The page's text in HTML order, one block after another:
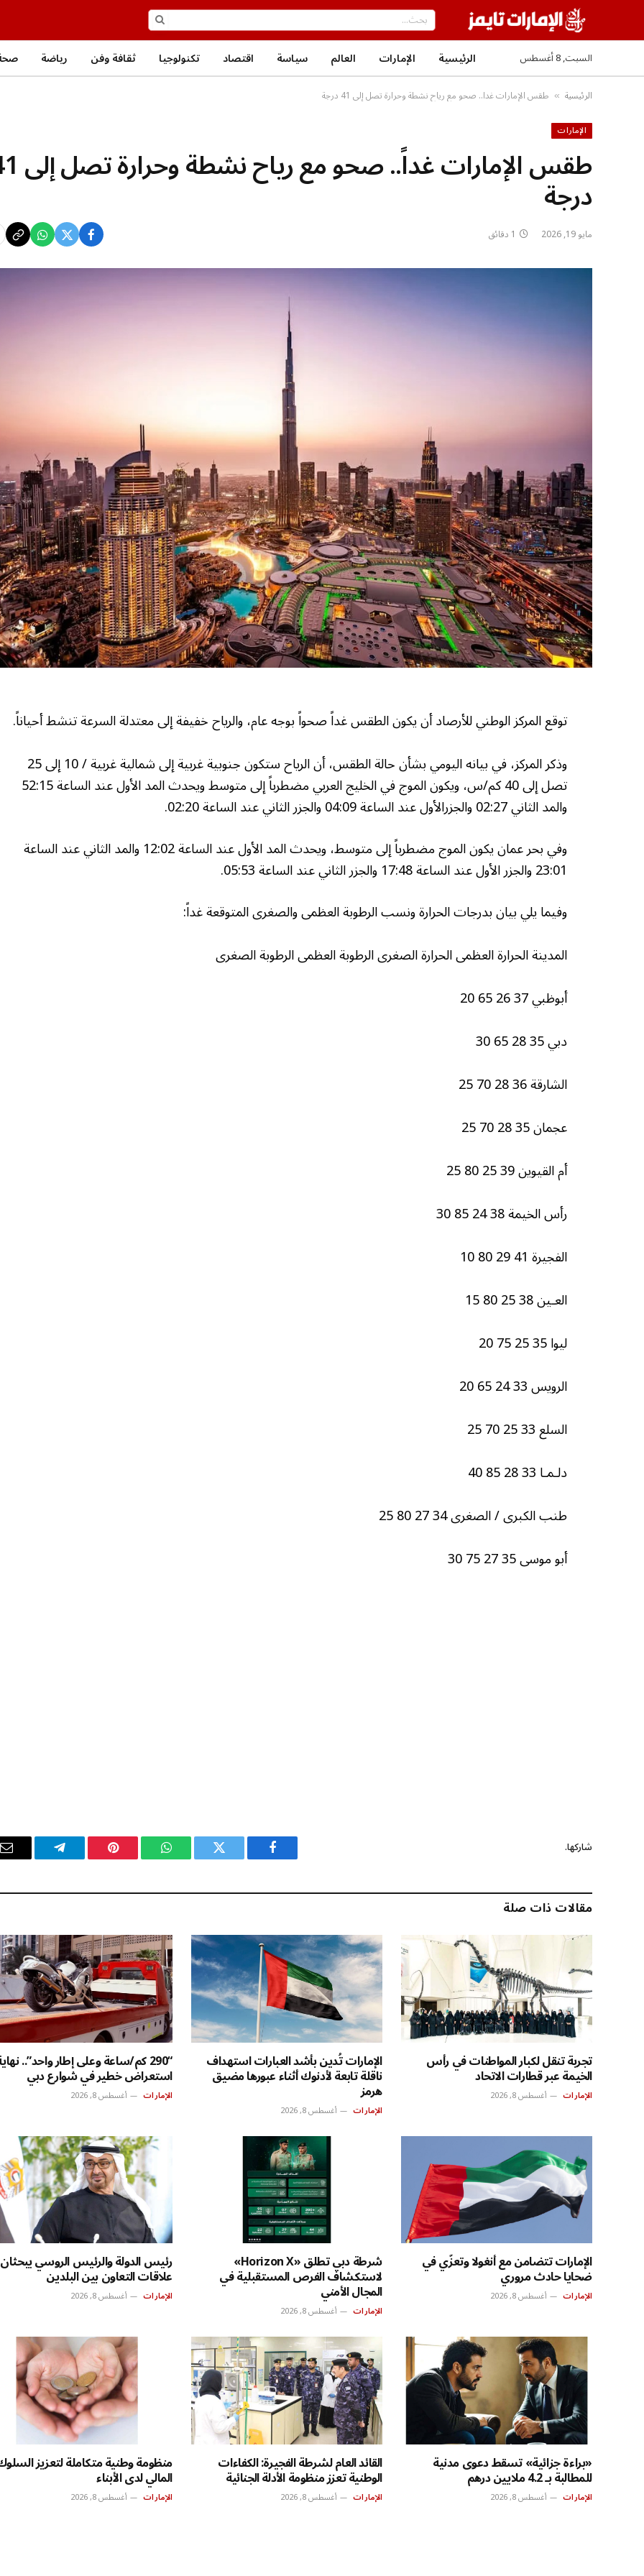
السبت, 8 أغسطس الرئيسية الإمارات العالم سياسة اقتصاد تكنولوجيا ثقافة وفن رياضة
الرئيسية » طقس الإمارات غداً.. صحو مع رياح نشطة وحرارة تصل إلى 41 درجة
الإمارات
طقس الإمارات
درجة
مايو 19, 2026 1 دقائق
توقع المركز الوطني للأرصاد أن يكون الطقس غداً صحواً بوجه عام، والرياح خفيفة إلى معتدلة السرعة تنشط أحياناً.
وذكر المركز، في بيانه اليومي بشأن حالة الطقس، أن الرياح ستكون جنوبية غربية إلى شمالية غربية / 10 إلى 25
تصل إلى 40 كم/س، ويكون الموج في الخليج العربي مضطرباً إلى متوسط ويحدث المد الأول عند الساعة 52:15
والمد الثاني 02:27 والجزرالأول عند الساعة 04:09 والجزر الثاني عند الساعة 02:20.
وفي بحر عمان يكون الموج مضطرباً إلى متوسط، ويحدث المد الأول عند الساعة 12:02 والمد الثاني عند الساعة
23:01 والجزر الأول عند الساعة 17:48 والجزر الثاني عند الساعة 05:53.
وفيما يلي بيان بدرجات الحرارة ونسب الرطوبة العظمى والصغرى المتوقعة غداً:
المدينة الحرارة العظمى الحرارة الصغرى الرطوبة العظمى الرطوبة الصغرى
أبوظبي 37 26 65 20
دبي 35 28 65 30
الشارقة 36 28 70 25
عجمان 35 28 70 25
أم القيوين 39 25 80 25
رأس الخيمة 38 24 85 30
الفجيرة 41 29 80 10
العـين 38 25 80 15
ليوا 35 25 75 20
الرويس 33 24 65 20
السلع 33 25 70 25
دلـمـا 33 28 85 40
طنب الكبرى / الصغرى 34 27 80 25
أبو موسى 35 27 75 30
شاركها.
فيسبوك تويتر واتساب بينتيريستتيلقرام
مقالات ذات صلة
تجربة تنقل لكبار المواطنات في رأس
الخيمة عبر قطارات الاتحاد
الإمارات أغسطس 8, 2026
الإمارات تُدين بأشد العبارات استهداف
ناقلة تابعة لأدنوك أثناء عبورها مضيق
هرمز
الإمارات أغسطس 8, 2026
“290 كم/ساعة وعلى إطار واحد”..
استعراض خطير في شوارع دبي
الإمارات أغسطس 8, 2026
الإمارات تتضامن مع أنغولا وتعزّي في
ضحايا حادث مروري
الإمارات أغسطس 8, 2026
شرطة دبي تطلق «Horizon X»
لاستكشاف الفرص المستقبلية في
المجال الأمني
الإمارات أغسطس 8, 2026
رئيس الدولة والرئيس الروسي يبحثان
علاقات التعاون بين البلدين
الإمارات أغسطس 8, 2026
«براءة جزائية» تسقط دعوى مدنية
للمطالبة بـ 4.2 ملايين درهم
الإمارات أغسطس 8, 2026
القائد العام لشرطة الفجيرة: الكفاءات
الوطنية تعزز منظومة الأدلة الجنائية
الإمارات أغسطس 8, 2026
منظومة وطنية متكاملة لتعزيز
المالي لدى الأبناء
الإمارات أغسطس 8, 2026